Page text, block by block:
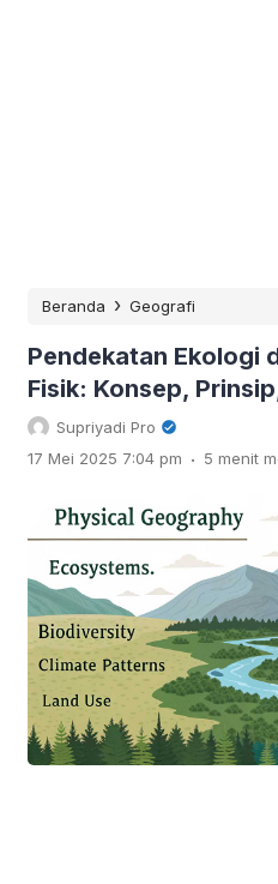
Beranda › Geografi
Pendekatan Ekologi
Fisik: Konsep,
Supriyadi Pro
17 Mei 2025 7:04 pm . 5 menit